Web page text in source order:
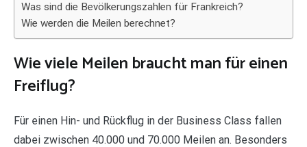
Was sind die Bevölkerungszahlen für Frankreich?
Wie werden die Meilen berechnet?
Wie viele Meilen braucht man für einen
Freiflug?
Für einen Hin- und Rückflug in der Business Class fallen
dabei zwischen 40.000 und 70.000 Meilen an. Besonders